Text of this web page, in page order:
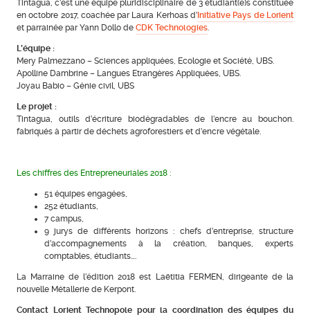
Tintagua, c’est une équipe pluridisciplinaire de 3 étudiant(e)s constituée
en octobre 2017, coachée par Laura Kerhoas d’ Initiative Pays de Lorient
et parrainée par Yann Dollo de CDK Technologies.
L’équipe :
Mery Palmezzano – Sciences appliquées, Ecologie et Société, UBS.
Apolline Dambrine – Langues Etrangères Appliquées, UBS.
Joyau Babio – Génie civil, UBS
Le projet :
Tintagua, outils d’écriture biodégradables de l’encre au bouchon.
fabriqués à partir de déchets agroforestiers et d’encre végétale.
Les chiffres des Entrepreneuriales 2018 :
51 équipes engagées,
252 étudiants,
7 campus,
9 jurys de différents horizons : chefs d’entreprise, structure
d’accompagnements à la création, banques, experts
comptables, étudiants….
La Marraine de l’édition 2018 est Laëtitia FERMEN, dirigeante de la
nouvelle Métallerie de Kerpont.
Contact Lorient Technopole pour la coordination des équipes du